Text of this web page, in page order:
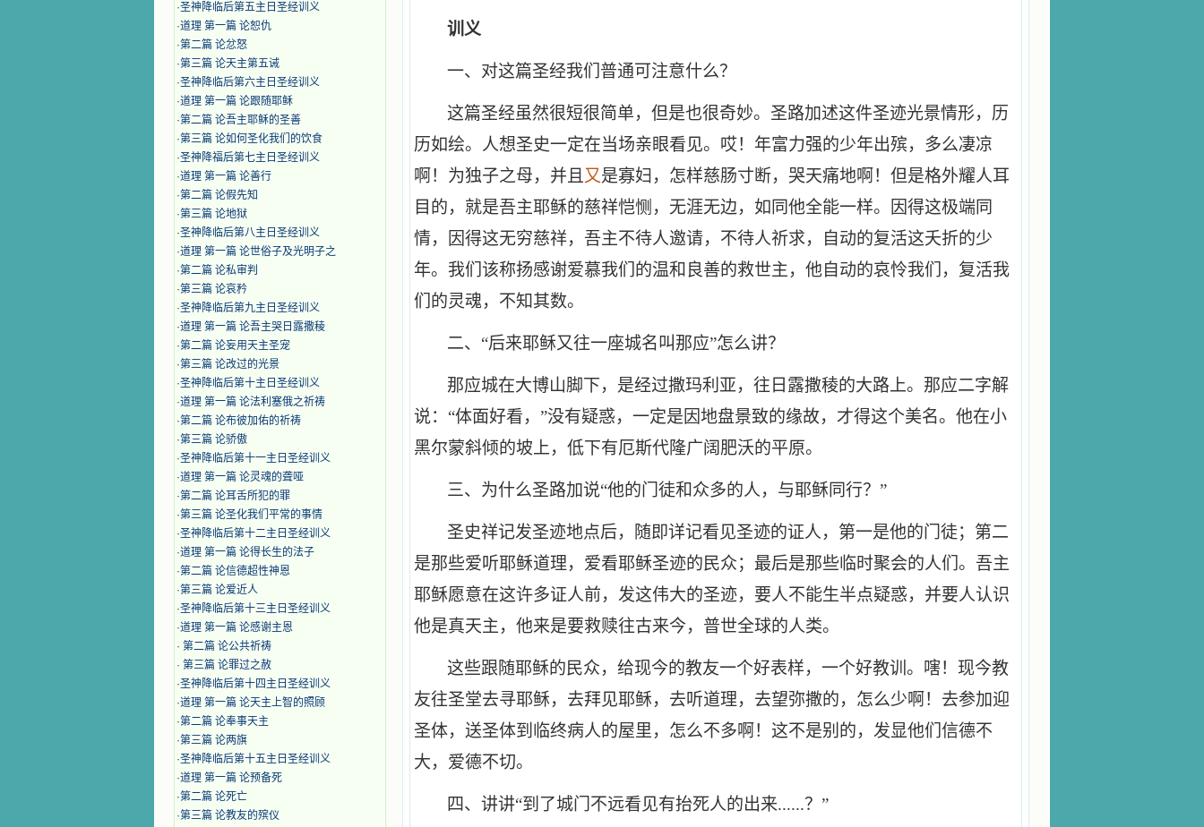
·圣神降临后第五主日圣经训义
·道理 第一篇 论恕仇
·第二篇 论忿怒
·第三篇 论天主第五诫
·圣神降临后第六主日圣经训义
·道理 第一篇 论跟随耶稣
·第二篇 论吾主耶稣的圣善
·第三篇 论如何圣化我们的饮食
·圣神降福后第七主日圣经训义
·道理 第一篇 论善行
·第二篇 论假先知
·第三篇 论地狱
·圣神降临后第八主日圣经训义
·道理 第一篇 论世俗子及光明子之
·第二篇 论私审判
·第三篇 论哀矜
·圣神降临后第九主日圣经训义
·道理 第一篇 论吾主哭日露撒稜
·第二篇 论妄用天主圣宠
·第三篇 论改过的光景
·圣神降临后第十主日圣经训义
·道理 第一篇 论法利塞俄之祈祷
·第二篇 论布彼加佑的祈祷
·第三篇 论骄傲
·圣神降临后第十一主日圣经训义
·道理 第一篇 论灵魂的聋哑
·第二篇 论耳舌所犯的罪
·第三篇 论圣化我们平常的事情
·圣神降临后第十二主日圣经训义
·道理 第一篇 论得长生的法子
·第二篇 论信德超性神恩
·第三篇 论爱近人
·圣神降临后第十三主日圣经训义
·道理 第一篇 论感谢主恩
· 第二篇 论公共祈祷
· 第三篇 论罪过之赦
·圣神降临后第十四主日圣经训义
·道理 第一篇 论天主上智的照顾
·第二篇 论奉事天主
·第三篇 论两旗
·圣神降临后第十五主日圣经训义
·道理 第一篇 论预备死
·第二篇 论死亡
·第三篇 论教友的殡仪
训义
一、对这篇圣经我们普通可注意什么？
这篇圣经虽然很短很简单，但是也很奇妙。圣路加述这件圣迹光景情形，历
历如绘。人想圣史一定在当场亲眼看见。哎！年富力强的少年出殡，多么凄凉
啊！为独子之母，并且 又是寡妇，怎样慈肠寸断，哭天痛地啊！但是格外耀人耳
目的，就是吾主耶稣的慈祥恺恻，无涯无边，如同他全能一样。因得这极端同
情，因得这无穷慈祥，吾主不待人邀请，不待人祈求，自动的复活这夭折的少
年。我们该称扬感谢爱慕我们的温和良善的救世主，他自动的哀怜我们，复活我
们的灵魂，不知其数。
二、“后来耶稣又往一座城名叫那应”怎么讲？
那应城在大博山脚下，是经过撒玛利亚，往日露撒稜的大路上。那应二字解
说：“体面好看，”没有疑惑，一定是因地盘景致的缘故，才得这个美名。他在小
黑尔蒙斜倾的坡上，低下有厄斯代隆广阔肥沃的平原。
三、为什么圣路加说“他的门徒和众多的人，与耶稣同行？”
圣史祥记发圣迹地点后，随即详记看见圣迹的证人，第一是他的门徒；第二
是那些爱听耶稣道理，爱看耶稣圣迹的民众；最后是那些临时聚会的人们。吾主
耶稣愿意在这许多证人前，发这伟大的圣迹，要人不能生半点疑惑，并要人认识
他是真天主，他来是要救赎往古来今，普世全球的人类。
这些跟随耶稣的民众，给现今的教友一个好表样，一个好教训。嗐！现今教
友往圣堂去寻耶稣，去拜见耶稣，去听道理，去望弥撒的，怎么少啊！去参加迎
圣体，送圣体到临终病人的屋里，怎么不多啊！这不是别的，发显他们信德不
大，爱德不切。
四、讲讲“到了城门不远看见有抬死人的出来......？”